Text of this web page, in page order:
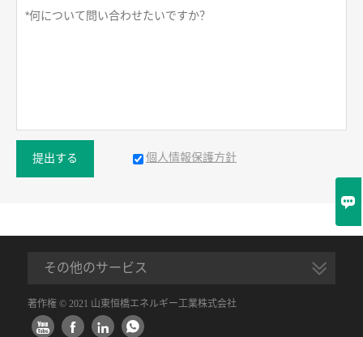
提出する 個人情報保護方針
その他のサービス
著作権 © 2021 山東恒橋エネルギー工業株式会社
   
